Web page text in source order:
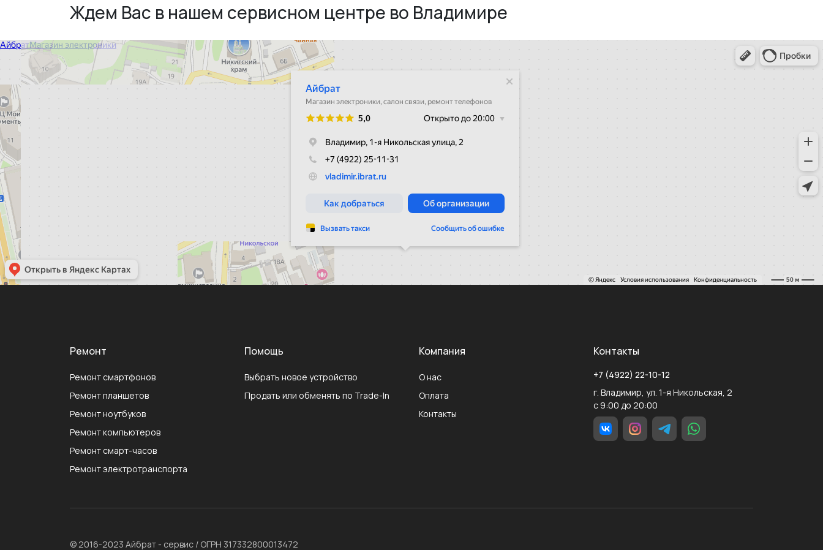
Ждем Вас в нашем сервисном центре во Владимире
Ремонт
Ремонт смартфонов
Ремонт планшетов
Ремонт ноутбуков
Ремонт компьютеров
Ремонт смарт-часов
Ремонт электротранспорта
Помощь
Выбрать новое устройство
Продать или обменять по Trade-In
Компания
О нас
Оплата
Контакты
Контакты
+7 (4922) 22-10-12
г. Владимир, ул. 1-я Никольская, 2
с 9:00 до 20:00
© 2016-2023 Айбрат - сервис / ОГРН 317332800013472